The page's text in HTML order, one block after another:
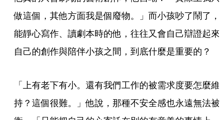
做這個，其他方面我是個廢物。」而小孩吵了鬧了，
能靜心寫作、讀劇本時的他，往往又會自己辯證起來
自己的創作與陪伴小孩之間，到底什麼是重要的？
「上有老下有小。還有我們工作的被需求度要怎麼維
持？這個很難。」他說，那種不安全感也永遠無法被